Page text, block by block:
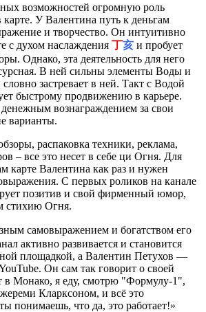
возможностей огромную роль
карте. У Валентина путь к деньгам
и творчество. Он интуитивно
с духом наслаждения 丁亥 и пробует
Однако, эта деятельность для него
В ней сильны элементы Воды и
застревает в ней. Такт с Водой
быстрому продвижению в карьере.
вознаграждением за свои
варианты.
распаковка техники, реклама,
– все это несет в себе ци Огня. Для
карте Валентина как раз и нужен
С первых роликов на канале
позитив и свой фирменный юмор,
стихию Огня.
самовыражением и богатством его
активно развивается и становится
площадкой, а Валентин Петухов —
Он сам так говорит о своей
в Монако, я еду, смотрю "Формулу-1",
Кларксоном, и всё это
понимаешь, что да, это работает!»